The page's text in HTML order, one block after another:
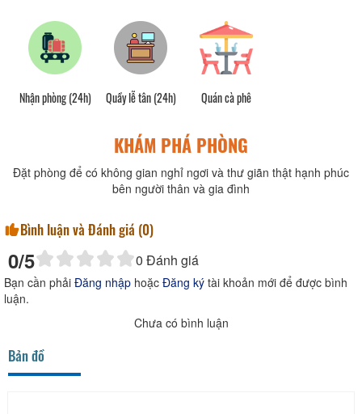
Nhận phòng (24h) Quầy lễ tân (24h) Quán cà phê
KHÁM PHÁ PHÒNG
Đặt phòng để có không gian nghỉ ngơi và thư giãn thật hạnh phúc
bên người thân và gia đình
Bình luận và Đánh giá (0)
0/5 0 Đánh giá
Bạn cần phải Đăng nhập hoặc Đăng ký tài khoản mới để được bình
luận.
Chưa có bình luận
Bản đồ